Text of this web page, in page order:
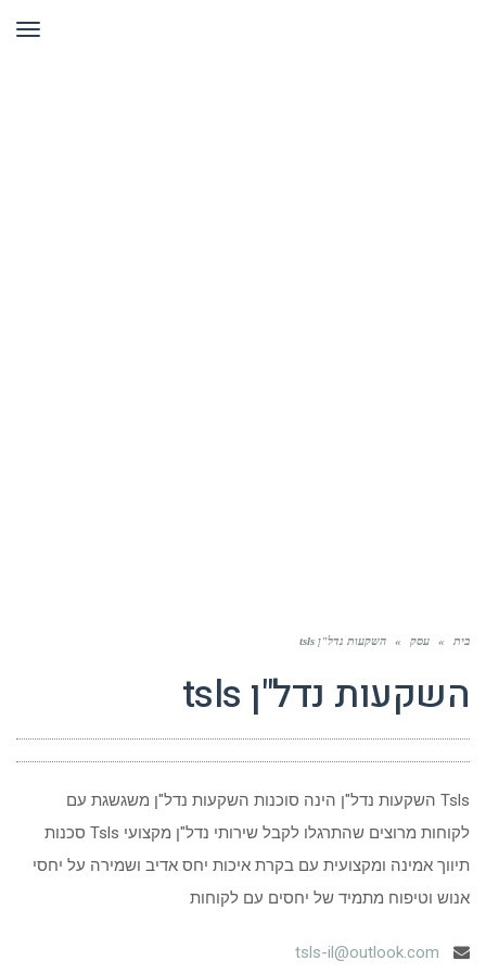
בית » עסק » השקעות נדל"ן tsls
השקעות נדל"ן tsls
Tsls השקעות נדל"ן הינה סוכנות השקעות נדל"ן משגשגת עם
לקוחות מרוצים שהתרגלו לקבל שירותי נדל"ן מקצועי Tsls סכנות
תיווך אמינה ומקצועית עם בקרת איכות יחס אדיב ושמירה על יחסי
אנוש וטיפוח מתמיד של יחסים עם לקוחות
tsls-il@outlook.com